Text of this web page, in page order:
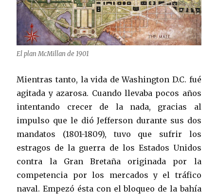
El plan McMillan de 1901
Mientras tanto, la vida de Washington D.C. fué
agitada y azarosa. Cuando llevaba pocos años
intentando crecer de la nada, gracias al
impulso que le dió Jefferson durante sus dos
mandatos (1801-1809), tuvo que sufrir los
estragos de la guerra de los Estados Unidos
contra la Gran Bretaña originada por la
competencia por los mercados y el tráfico
naval. Empezó ésta con el bloqueo de la bahía